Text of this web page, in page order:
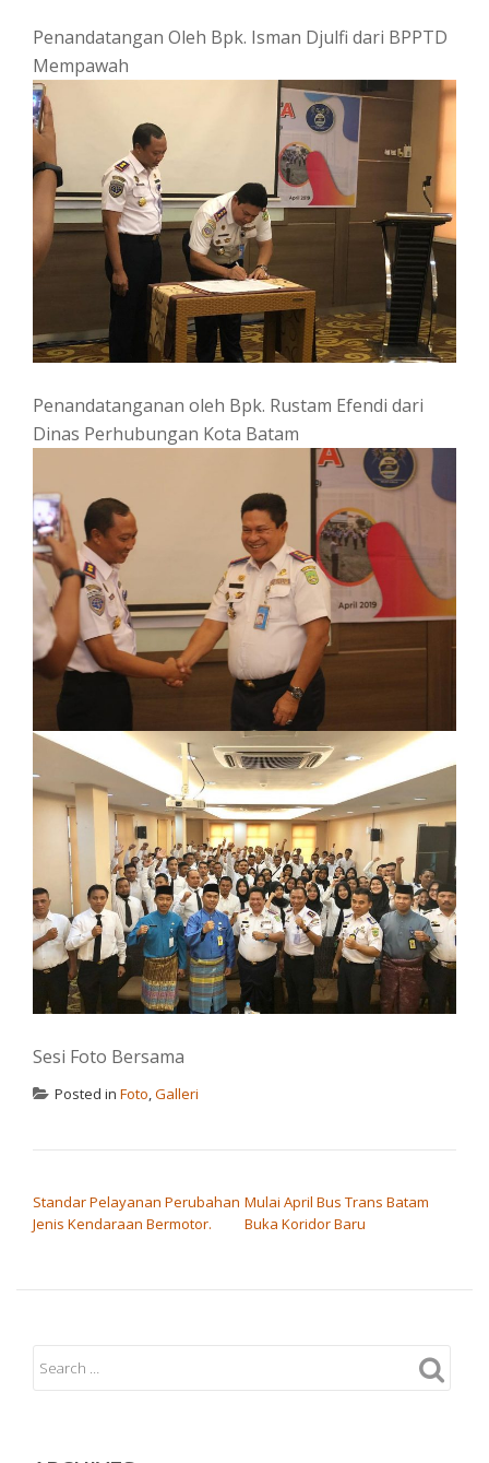
Penandatangan Oleh Bpk. Isman Djulfi dari BPPTD
Mempawah
Penandatanganan oleh Bpk. Rustam Efendi dari
Dinas Perhubungan Kota Batam
Sesi Foto Bersama
Posted in Foto,Galleri
Standar Pelayanan Perubahan
Jenis Kendaraan Bermotor.
Mulai April Bus Trans Batam
Buka Koridor Baru